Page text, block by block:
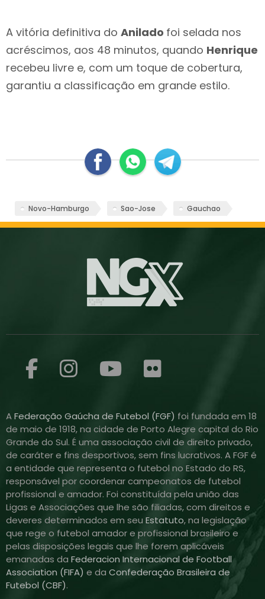
A vitória definitiva do Anilado foi selada nos
acréscimos, aos 48 minutos, quando Henrique
recebeu livre e, com um toque de cobertura,
garantiu a classificação em grande estilo.
Novo-Hamburgo Sao-Jose Gauchao
AFederação Gaúcha de Futebol (FGF) foi fundada em 18
de maio de 1918, na cidade de Porto Alegre capital do Rio
Grande do Sul. É uma associação civil de direito privado,
de caráter e fins desportivos, sem fins lucrativos. A FGF é
a entidade que representa o futebol no Estado do RS,
responsável por coordenar campeonatos de futebol
profissional e amador. Foi constituída pela união das
Ligas e Associações que lhe são filiadas, com direitos e
deveres determinados em seu Estatuto, na legislação
que rege o futebol amador e profissional brasileiro e
pelas disposições legais que lhe forem aplicáveis
emanadas da Federacion Internacional de Football
Association (FIFA) e da Confederação Brasileira de
Futebol (CBF).